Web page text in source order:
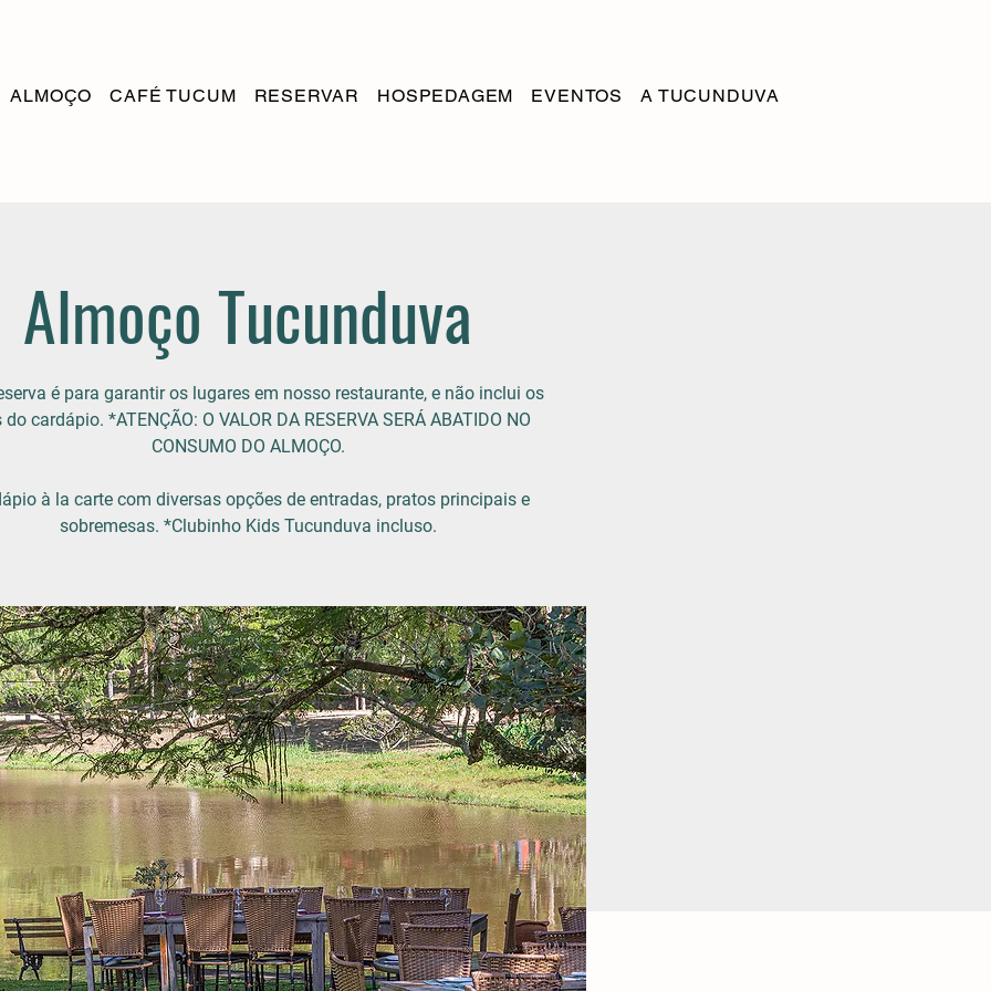
ALMOÇO CAFÉ TUCUM RESERVAR HOSPEDAGEM EVENTOS A TUCUNDUVA
Almoço Tucunduva
é para garantir os lugares em nosso restaurante, e não inclui os
cardápio. *ATENÇÃO: O VALOR DA RESERVA SERÁ ABATIDO NO
CONSUMO DO ALMOÇO.
à la carte com diversas opções de entradas, pratos principais e
sobremesas. *Clubinho Kids Tucunduva incluso.